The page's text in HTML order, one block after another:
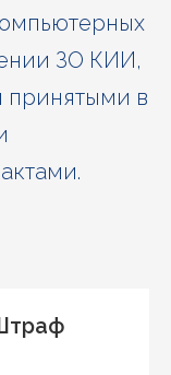
ЗО КИИ,
принятыми в